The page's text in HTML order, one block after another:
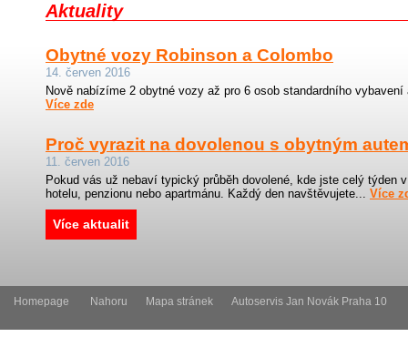
Aktuality
Obytné vozy Robinson a Colombo
14. červen 2016
Nově nabízíme 2 obytné vozy až pro 6 osob standardního vybavení
Více zde
Proč vyrazit na dovolenou s obytným
11. červen 2016
Pokud vás už nebaví typický průběh dovolené, kde jste celý týden
hotelu, penzionu nebo apartmánu. Každý den navštěvujete... Více
Více aktualit
Homepage Nahoru Mapa stránek Autoservis Jan Novák Praha 10